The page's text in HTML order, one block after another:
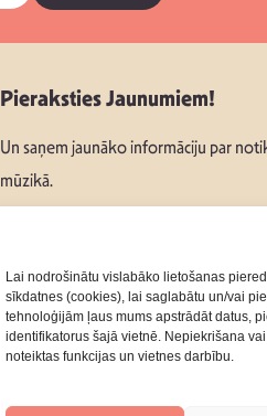
Lai nodrošinātu vislabāko lietošanas
sīkdatnes (cookies), lai saglabātu un/vai
tehnoloģijām ļaus mums apstrādāt datus,
identifikatorus šajā vietnē. Nepiekrišana
noteiktas funkcijas un vietnes darbību.
Pieraksties Jaunumiem!
Un saņem jaunāko informāciju par
mūzikā.
Seko mums: